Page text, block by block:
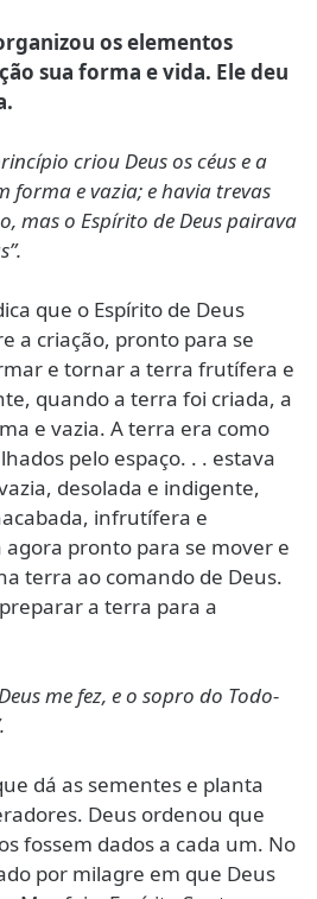
os elementos
sua forma e vida. Ele deu
criou Deus os céus e a
forma e vazia; e havia trevas
mas o Espírito de Deus pairava
que o Espírito de Deus
a criação, pronto para se
e tornar a terra frutífera e
quando a terra foi criada, a
e vazia. A terra era como
pelo espaço. . . estava
desolada e indigente,
infrutífera e
pronto para se mover e
terra ao comando de Deus.
a terra para a
me fez, e o sopro do Todo-
dá as sementes e planta
Deus ordenou que
fossem dados a cada um. No
por milagre em que Deus